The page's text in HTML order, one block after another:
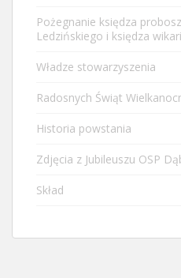
Pożegnanie księdza
Ledzińskiego i księdza
Władze stowarzyszenia
Radosnych Świąt
Historia powstania
Zdjęcia z Jubileuszu OSP
Skład